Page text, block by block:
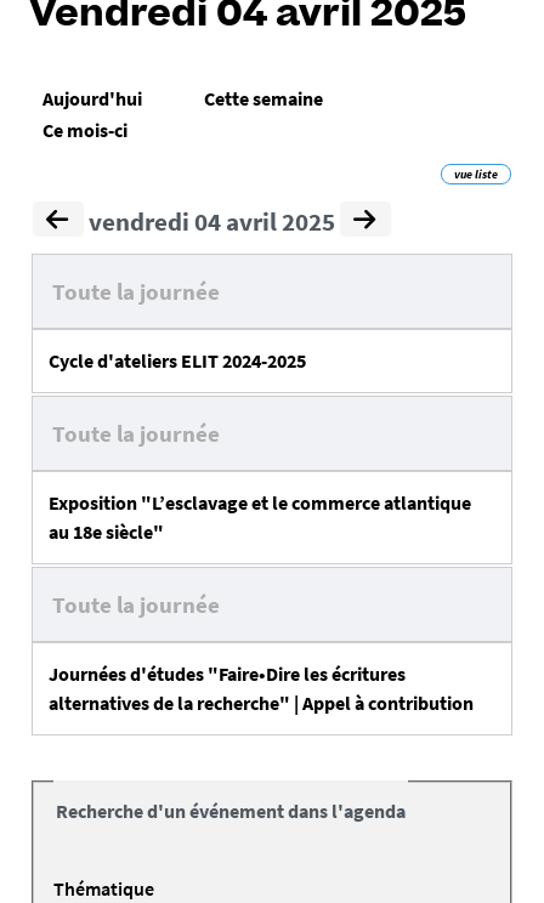
Vendredi 04 avril 2025
Aujourd'hui
Cette semaine
Ce mois-ci
vue liste
vendredi 04 avril 2025
Toute la journée
Cycle d'ateliers ELIT 2024-2025
Toute la journée
Exposition "L’esclavage et le commerce atlantique
au 18e siècle"
Toute la journée
Journées d'études "Faire•Dire les écritures
alternatives de la recherche" | Appel à contribution
Recherche d'un événement dans l'agenda
Thématique